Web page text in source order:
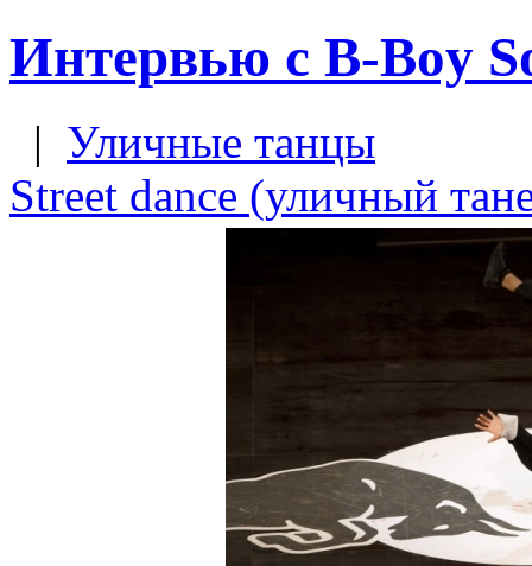
Интервью с B-Boy
| Уличные танцы
Street dance (уличный